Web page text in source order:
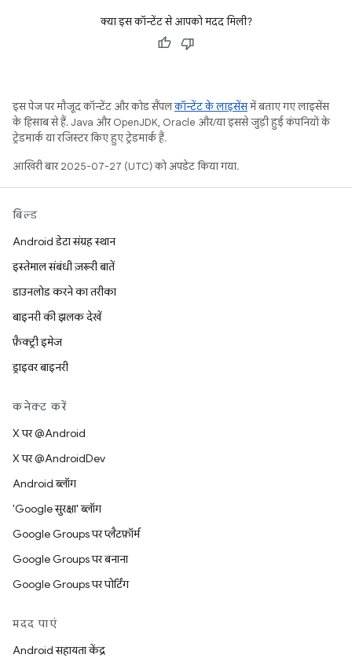
क्या इस कॉन्टेंट से आपको मदद मिली?
इस पेज पर मौजूद कॉन्टेंट और कोड सैंपलकॉन्टेंट के लाइसेंसमें बताए गए लाइसेंस
के हिसाब से हैं. Java और OpenJDK, Oracle और/या इससे जुड़ी हुई कंपनियों के
ट्रेडमार्क या रजिस्टर किए हुए ट्रेडमार्क हैं.
आखिरी बार 2025-07-27 (UTC) को अपडेट किया गया.
बिल्ड
Android डेटा संग्रह स्थान
इस्तेमाल संबंधी ज़रूरी बातें
डाउनलोड करने का तरीका
बाइनरी की झलक देखें
फ़ैक्ट्री इमेज
ड्राइवर बाइनरी
कनेक्ट करें
X पर @Android
X पर @AndroidDev
Android ब्लॉग
'Google सुरक्षा' ब्लॉग
Google Groups पर प्लैटफ़ॉर्म
Google Groups पर बनाना
Google Groups पर पोर्टिंग
मदद पाएं
Android सहायता केंद्र